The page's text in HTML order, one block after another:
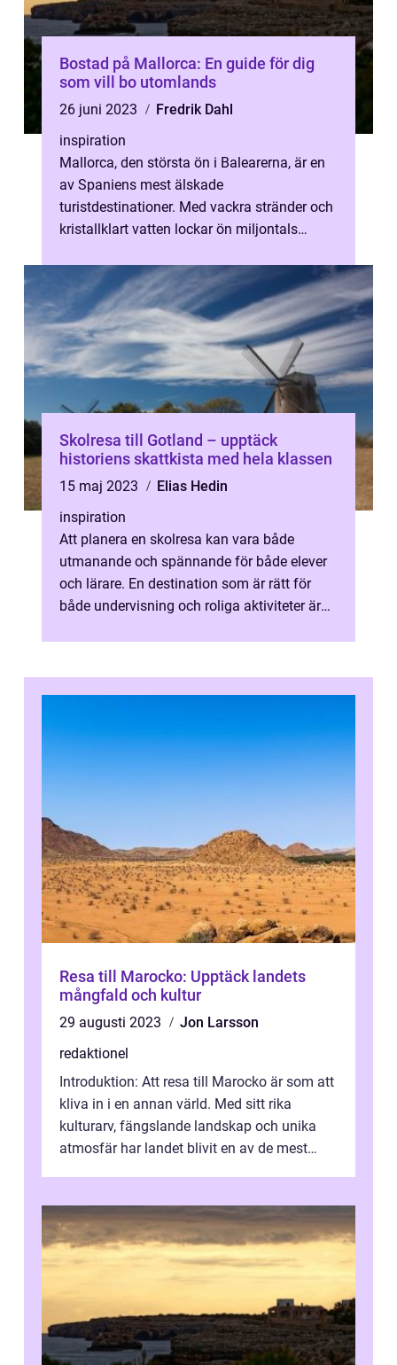
Bostad på Mallorca: En guide för dig
som vill bo utomlands
26 juni 2023
Fredrik Dahl
inspiration
Mallorca, den största ön i Balearerna, är en
av Spaniens mest älskade
turistdestinationer. Med vackra stränder och
kristallklart vatten lockar ön miljontals
Skolresa till Gotland – upptäck
historiens skattkista med hela klassen
15 maj 2023
Elias Hedin
inspiration
Att planera en skolresa kan vara både
utmanande och spännande för både elever
och lärare. En destination som är rätt för
både undervisning och roliga aktiviteter är
Resa till Marocko: Upptäck landets
mångfald och kultur
29 augusti 2023
Jon Larsson
redaktionel
Introduktion: Att resa till Marocko är som att
kliva in i en annan värld. Med sitt rika
kulturarv, fängslande landskap och unika
atmosfär har landet blivit en av de mest